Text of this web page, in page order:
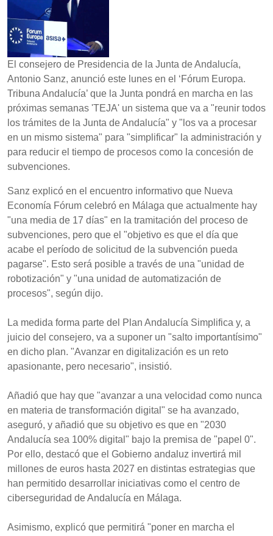
El consejero de Presidencia de la Junta de Andalucía,
Antonio Sanz, anunció este lunes en el ‘Fórum Europa.
Tribuna Andalucía’ que la Junta pondrá en marcha en las
próximas semanas 'TEJA' un sistema que va a "reunir todos
los trámites de la Junta de Andalucía" y "los va a procesar
en un mismo sistema" para "simplificar" la administración y
para reducir el tiempo de procesos como la concesión de
subvenciones.
Sanz explicó en el encuentro informativo que Nueva
Economía Fórum celebró en Málaga que actualmente hay
"una media de 17 días" en la tramitación del proceso de
subvenciones, pero que el "objetivo es que el día que
acabe el período de solicitud de la subvención pueda
pagarse". Esto será posible a través de una "unidad de
robotización" y "una unidad de automatización de
procesos", según dijo.
La medida forma parte del Plan Andalucía Simplifica y, a
juicio del consejero, va a suponer un "salto importantísimo"
en dicho plan. "Avanzar en digitalización es un reto
apasionante, pero necesario", insistió.
Añadió que hay que "avanzar a una velocidad como nunca
en materia de transformación digital" se ha avanzado,
aseguró, y añadió que su objetivo es que en "2030
Andalucía sea 100% digital" bajo la premisa de "papel 0".
Por ello, destacó que el Gobierno andaluz invertirá mil
millones de euros hasta 2027 en distintas estrategias que
han permitido desarrollar iniciativas como el centro de
ciberseguridad de Andalucía en Málaga.
Asimismo, explicó que permitirá "poner en marcha el